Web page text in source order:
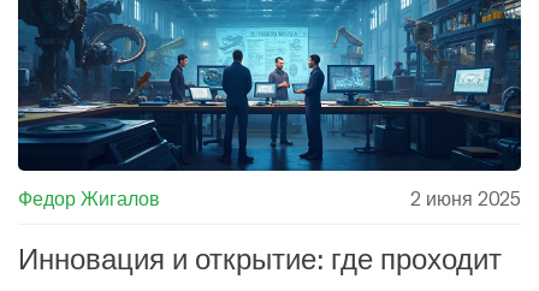
Федор Жигалов 2 июня 2025
Инновация и открытие: где проходит